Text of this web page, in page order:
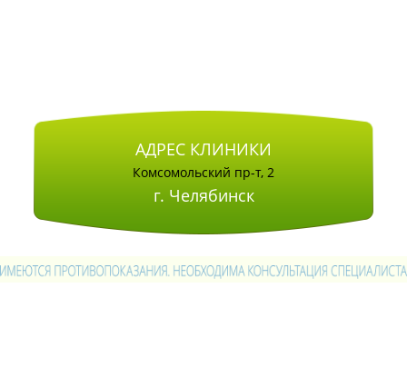
АДРЕС КЛИНИКИ
Комсомольский пр-т, 2
г. Челябинск